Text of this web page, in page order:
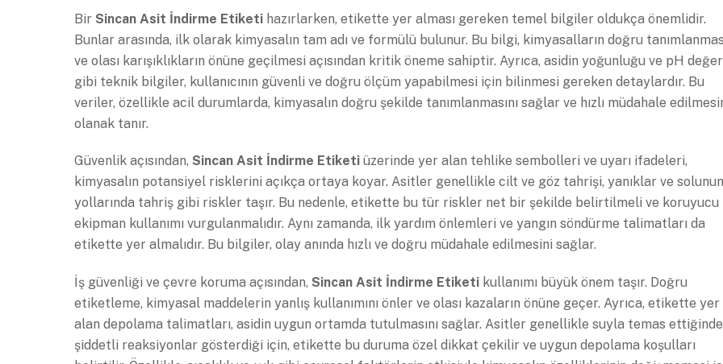
Bir Sincan Asit İndirme Etiketi hazırlarken, etikette yer alması gereken temel bilgiler oldukça önemlidir.
Bunlar arasında, ilk olarak kimyasalın tam adı ve formülü bulunur. Bu bilgi, kimyasalların doğru
ve olası karışıklıkların önüne geçilmesi açısından kritik öneme sahiptir. Ayrıca, asidin yoğunluğu ve pH
gibi teknik bilgiler, kullanıcının güvenli ve doğru ölçüm yapabilmesi için bilinmesi gereken detaylardır. Bu
veriler, özellikle acil durumlarda, kimyasalın doğru şekilde tanımlanmasını sağlar ve hızlı müdahale
olanak tanır.
Güvenlik açısından, Sincan Asit İndirme Etiketi üzerinde yer alan tehlike sembolleri ve uyarı ifadeleri,
kimyasalın potansiyel risklerini açıkça ortaya koyar. Asitler genellikle cilt ve göz tahrişi, yanıklar ve
yollarında tahriş gibi riskler taşır. Bu nedenle, etikette bu tür riskler net bir şekilde belirtilmeli ve koruyucu
ekipman kullanımı vurgulanmalıdır. Aynı zamanda, ilk yardım önlemleri ve yangın söndürme talimatları da
etikette yer almalıdır. Bu bilgiler, olay anında hızlı ve doğru müdahale edilmesini sağlar.
İş güvenliği ve çevre koruma açısından, Sincan Asit İndirme Etiketi kullanımı büyük önem taşır. Doğru
etiketleme, kimyasal maddelerin yanlış kullanımını önler ve olası kazaların önüne geçer. Ayrıca, etikette yer
alan depolama talimatları, asidin uygun ortamda tutulmasını sağlar. Asitler genellikle suyla temas ettiğinde
şiddetli reaksiyonlar gösterdiği için, etikette bu duruma özel dikkat çekilir ve uygun depolama koşulları